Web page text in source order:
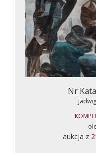
Nr
aukcja z